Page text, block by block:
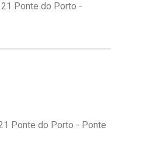
Ponte do Porto -
Ponte do Porto - Ponte